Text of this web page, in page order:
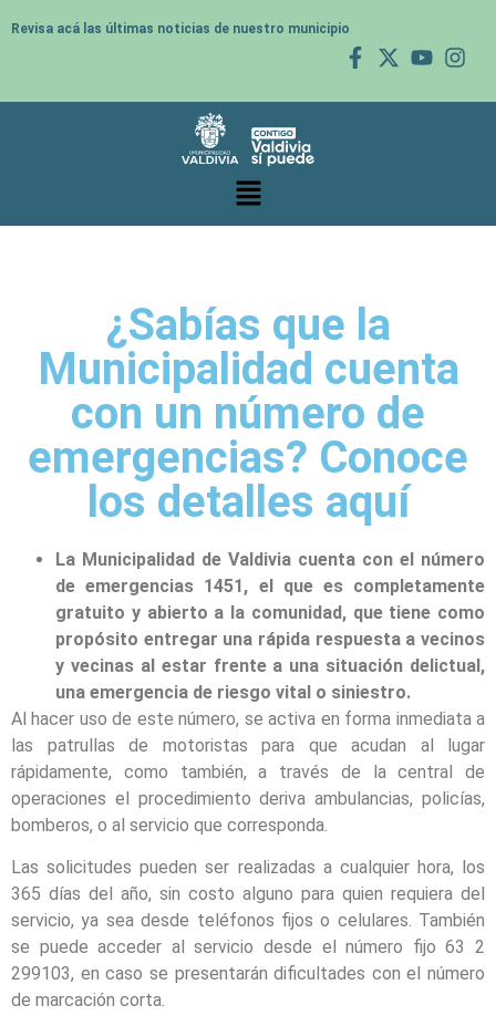
Revisa acá las últimas noticias de nuestro municipio
¿Sabías que la
Municipalidad cuenta
con un número de
emergencias? Conoce
los detalles aquí
La Municipalidad de Valdivia cuenta con el número
de emergencias 1451, el que es completamente
gratuito y abierto a la comunidad, que tiene como
propósito entregar una rápida respuesta a vecinos
y vecinas al estar frente a una situación delictual,
una emergencia de riesgo vital o siniestro.
Al hacer uso de este número, se activa en forma inmediata a
las patrullas de motoristas para que acudan al lugar
rápidamente, como también, a través de la central de
operaciones el procedimiento deriva ambulancias, policías,
bomberos, o al servicio que corresponda.
Las solicitudes pueden ser realizadas a cualquier hora, los
365 días del año, sin costo alguno para quien requiera del
servicio, ya sea desde teléfonos fijos o celulares. También
se puede acceder al servicio desde el número fijo 63 2
299103, en caso se presentarán dificultades con el número
de marcación corta.